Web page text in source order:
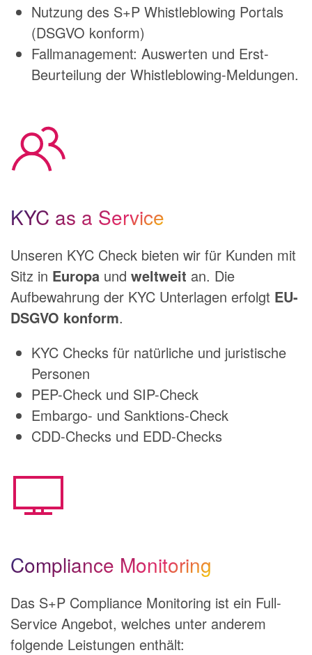
Nutzung des S+P Whistleblowing Portals
(DSGVO konform)
Fallmanagement: Auswerten und Erst-
Beurteilung der Whistleblowing-Meldungen.
KYC as a Service
Unseren KYC Check bieten wir für Kunden mit
Sitz in Europa und weltweit an. Die
Aufbewahrung der KYC Unterlagen erfolgt EU-
DSGVO konform.
KYC Checks für natürliche und juristische
Personen
PEP-Check und SIP-Check
Embargo- und Sanktions-Check
CDD-Checks und EDD-Checks
Compliance Monitoring
Das S+P Compliance Monitoring ist ein Full-
Service Angebot, welches unter anderem
folgende Leistungen enthält: